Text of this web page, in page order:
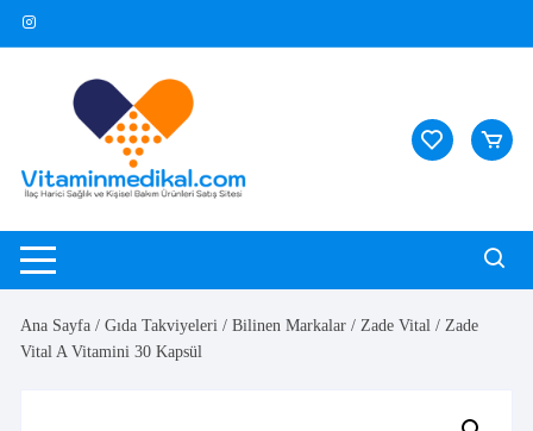
Skip
Ana Sayfa /Gıda Takviyeleri /Bilinen Markalar /Zade Vital / Zade
Vital A Vitamini 30 Kapsül